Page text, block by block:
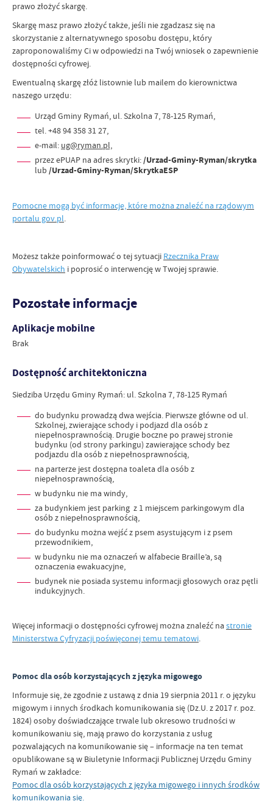
prawo złożyć skargę.
Skargę masz prawo złożyć także, jeśli nie zgadzasz się na
skorzystanie z alternatywnego sposobu dostępu, który
zaproponowaliśmy Ci w odpowiedzi na Twój wniosek o zapewnienie
dostępności cyfrowej.
Ewentualną skargę złóż listownie lub mailem do kierownictwa
naszego urzędu:
Urząd Gminy Rymań, ul. Szkolna 7, 78-125 Rymań,
tel. +48 94 358 31 27,
e-mail: ug@ryman.pl,
przez ePUAP na adres skrytki:/Urzad-Gminy-Ryman/skrytka
lub /Urzad-Gminy-Ryman/SkrytkaESP
Pomocne mogą być informacje, które można znaleźć na rządowym
portalu gov.pl.
Możesz także poinformować o tej sytuacji Rzecznika Praw
Obywatelskich i poprosić o interwencję w Twojej sprawie.
Pozostałe informacje
Aplikacje mobilne
Brak
Dostępność architektoniczna
Siedziba Urzędu Gminy Rymań: ul. Szkolna 7, 78-125 Rymań
do budynku prowadzą dwa wejścia. Pierwsze główne od ul.
Szkolnej, zwierające schody i podjazd dla osób z
niepełnosprawnością. Drugie boczne po prawej stronie
budynku (od strony parkingu) zawierające schody bez
podjazdu dla osób z niepełnosprawnością,
na parterze jest dostępna toaleta dla osób z
niepełnosprawnością,
w budynku nie ma windy,
za budynkiem jest parking z 1 miejscem parkingowym dla
osób z niepełnosprawnością,
do budynku można wejść z psem asystującym i z psem
przewodnikiem,
w budynku nie ma oznaczeń w alfabecie Braille’a, są
oznaczenia ewakuacyjne,
budynek nie posiada systemu informacji głosowych oraz pętli
indukcyjnych.
Więcej informacji o dostępności cyfrowej można znaleźć na stronie
Ministerstwa Cyfryzacji poświęconej temu tematowi.
Pomoc dla osób korzystających z języka migowego
Informuje się, że zgodnie z ustawą z dnia 19 sierpnia 2011 r. o języku
migowym i innych środkach komunikowania się (Dz.U. z 2017 r. poz.
1824) osoby doświadczające trwale lub okresowo trudności w
komunikowaniu się, mają prawo do korzystania z usług
pozwalających na komunikowanie się – informacje na ten temat
opublikowane są w Biuletynie Informacji Publicznej Urzędu Gminy
Rymań w zakładce:
Pomoc dla osób korzystających z języka migowego i innych środków
komunikowania się.